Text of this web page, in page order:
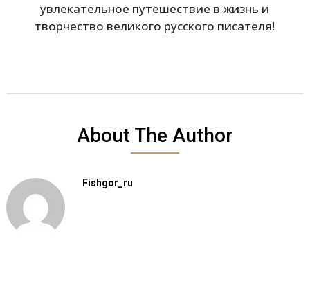
увлекательное путешествие в жизнь и
творчество великого русского писателя!
About The Author
Fishgor_ru